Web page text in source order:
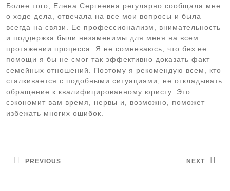
Более того, Елена Сергеевна регулярно сообщала мне
о ходе дела, отвечала на все мои вопросы и была
всегда на связи. Ее профессионализм, внимательность
и поддержка были незаменимы для меня на всем
протяжении процесса. Я не сомневаюсь, что без ее
помощи я бы не смог так эффективно доказать факт
семейных отношений. Поэтому я рекомендую всем, кто
сталкивается с подобными ситуациями, не откладывать
обращение к квалифицированному юристу. Это
сэкономит вам время, нервы и, возможно, поможет
избежать многих ошибок.
записям
PREVIOUS NEXT